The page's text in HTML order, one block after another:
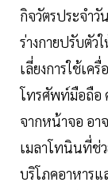
กิจวัตรประจำวั
ร่างกายปรับตัว
เลี่ยงการใช้เ
โทรศัพท์มือถือ
จากหน้าจอ อา
เมลาโทนินที่ช่
บริโภคอาหารแ